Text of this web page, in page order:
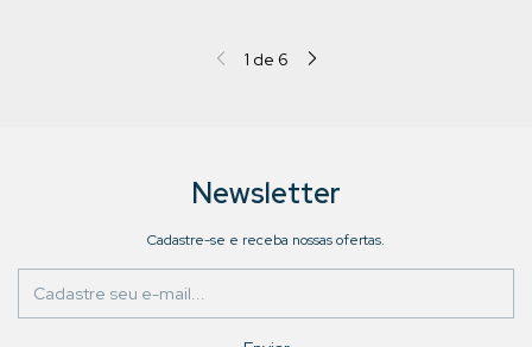
1 de 6
Newsletter
Cadastre-se e receba nossas ofertas.